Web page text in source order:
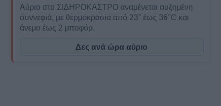
Αύριο στο ΣΙΔΗΡΟΚΑΣΤΡΟ αναμένεται αυξημένη
συννεφιά, με θερμοκρασία από 23° έως 36°C και
άνεμο έως 2 μποφόρ.
Δες ανά ώρα αύριο